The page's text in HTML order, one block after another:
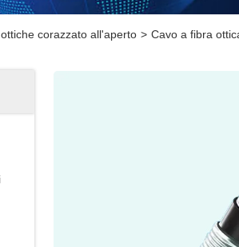
corazzato all'aperto > Cavo a fibra